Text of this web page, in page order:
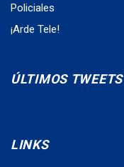
Policiales
¡Arde Tele!
ÚLTIMOS TWEETS
LINKS